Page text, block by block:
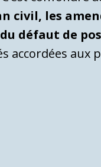
civil, les
défaut de
accordées aux